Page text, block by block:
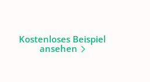
Kostenloses Beispiel
ansehen